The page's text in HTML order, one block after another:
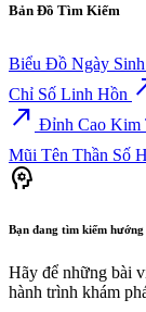
Bản Đồ Tìm Kiếm
Biểu Đồ Ngày Sinh
Chỉ Số Linh Hồn
north_east Đỉnh Cao Kim
Mũi Tên Thần Số
psychology
Bạn đang tìm kiếm hướng
Hãy để những bài
hành trình khám